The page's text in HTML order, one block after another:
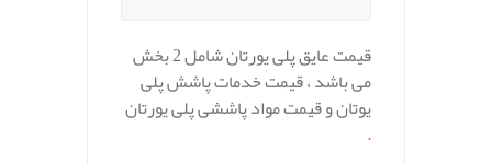
قیمت عایق پلی یورتان شامل 2 بخش
می باشد ، قیمت خدمات پاشش پلی
یوتان و قیمت مواد پاششی پلی یورتان
.